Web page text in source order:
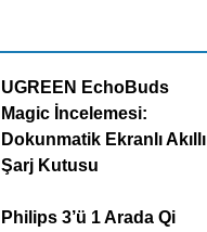
UGREEN EchoBuds
Magic İncelemesi:
Dokunmatik Ekranlı Akıllı
Şarj Kutusu
Philips 3’ü 1 Arada Qi